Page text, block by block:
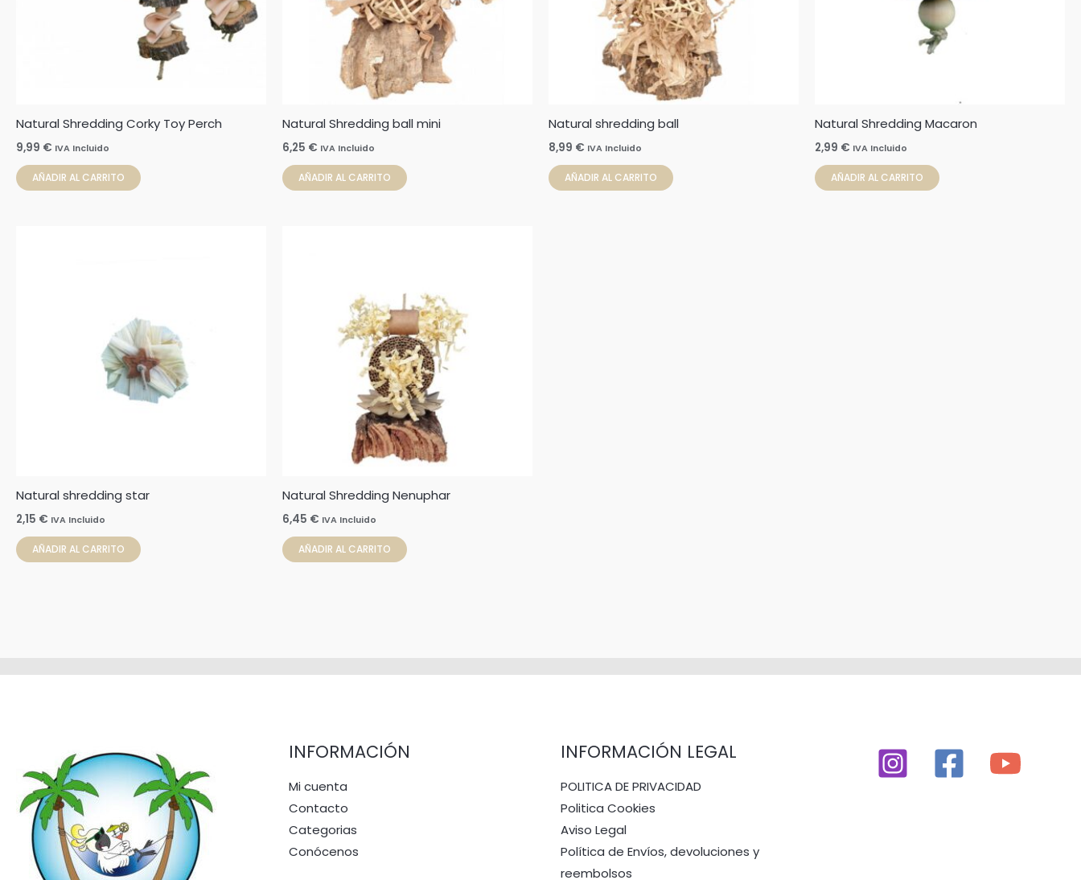
Natural Shredding Corky Toy Perch
9,99 € IVA Incluido
AÑADIR AL CARRITO
Natural Shredding ball mini
6,25 € IVA Incluido
AÑADIR AL CARRITO
Natural shredding ball
8,99 € IVA Incluido
AÑADIR AL CARRITO
Natural Shredding Macaron
2,99 € IVA Incluido
AÑADIR AL CARRITO
Natural shredding star
2,15 € IVA Incluido
AÑADIR AL CARRITO
Natural Shredding Nenuphar
6,45 € IVA Incluido
AÑADIR AL CARRITO
INFORMACIÓN
Mi cuenta
Contacto
Categorias
Conócenos
INFORMACIÓN LEGAL
POLITICA DE PRIVACIDAD
Politica Cookies
Aviso Legal
Política de Envíos, devoluciones y
reembolsos